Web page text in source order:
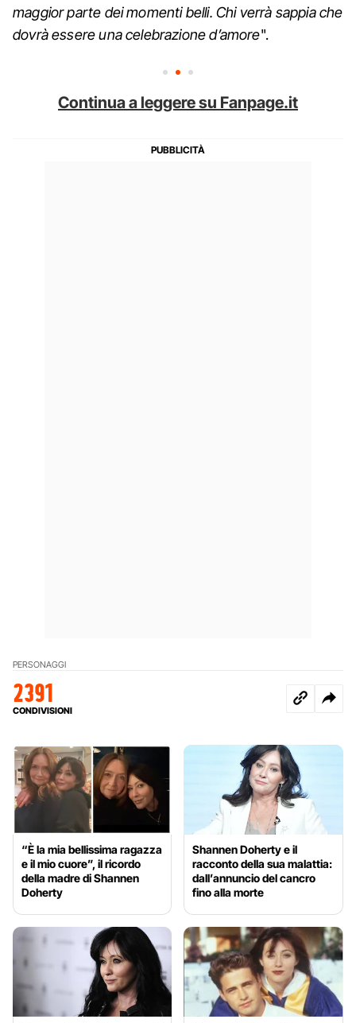
maggior parte dei momenti belli. Chi verrà sappia che
dovrà essere una celebrazione d’amore".
Continua a leggere su Fanpage.it
PERSONAGGI
2391
CONDIVISIONI
“È la mia bellissima ragazza
e il mio cuore”, il ricordo
della madre di Shannen
Doherty
Shannen Doherty e il
racconto della sua malattia:
dall’annuncio del cancro
fino alla morte